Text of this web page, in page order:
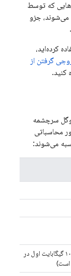
که توسط
می‌شوند، جزو
کرده‌اید،
گرفتن از
کنید.
سرچشمه
محاسباتی
می‌شوند:
۰.۰۱ دلار (۱۰ گیگابایت اول در
است)